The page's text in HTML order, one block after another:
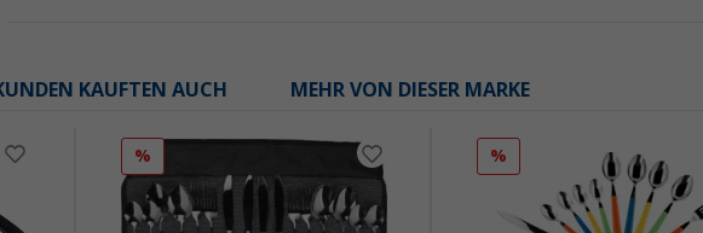
KAUFTEN AUCH MEHR VON DIESER MARKE
% %